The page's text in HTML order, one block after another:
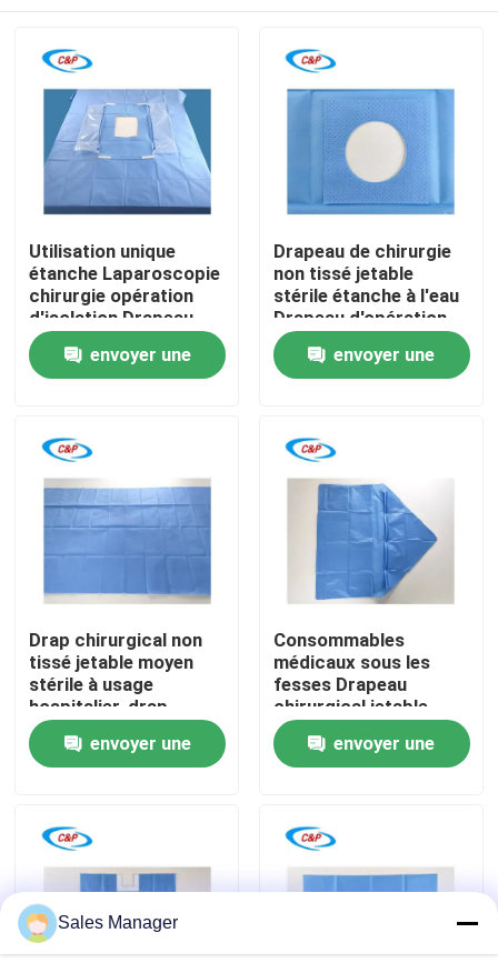
À la maison
Vidéos
À propos de nous
Visite de l'usine
Contrôle de la qualité
Nouvelles
Les affaires
Utilisation unique
étanche Laparoscopie
chirurgie opération
d'isolation Drapeau
pour salle d'opération
de l'hôpitalenvoyer une
Drapeau de chirurgie
non tissé jetable
stérile étanche à l'eau
Drapeau d'opération
chirurgicale
hospitalierenvoyer une
Drap chirurgical non
tissé jetable moyen
stérile à usage
hospitalier, drap
chirurgical anti-liquide
envoyer une
Consommables
médicaux sous les
fesses Drapeau
chirurgical jetable
pour obstétrique et
gynécologieenvoyer une
Sales Manager